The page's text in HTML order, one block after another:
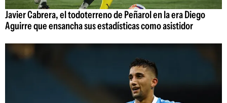
Javier Cabrera, el todoterreno de Peñarol en la era Diego
Aguirre que ensancha sus estadísticas como asistidor